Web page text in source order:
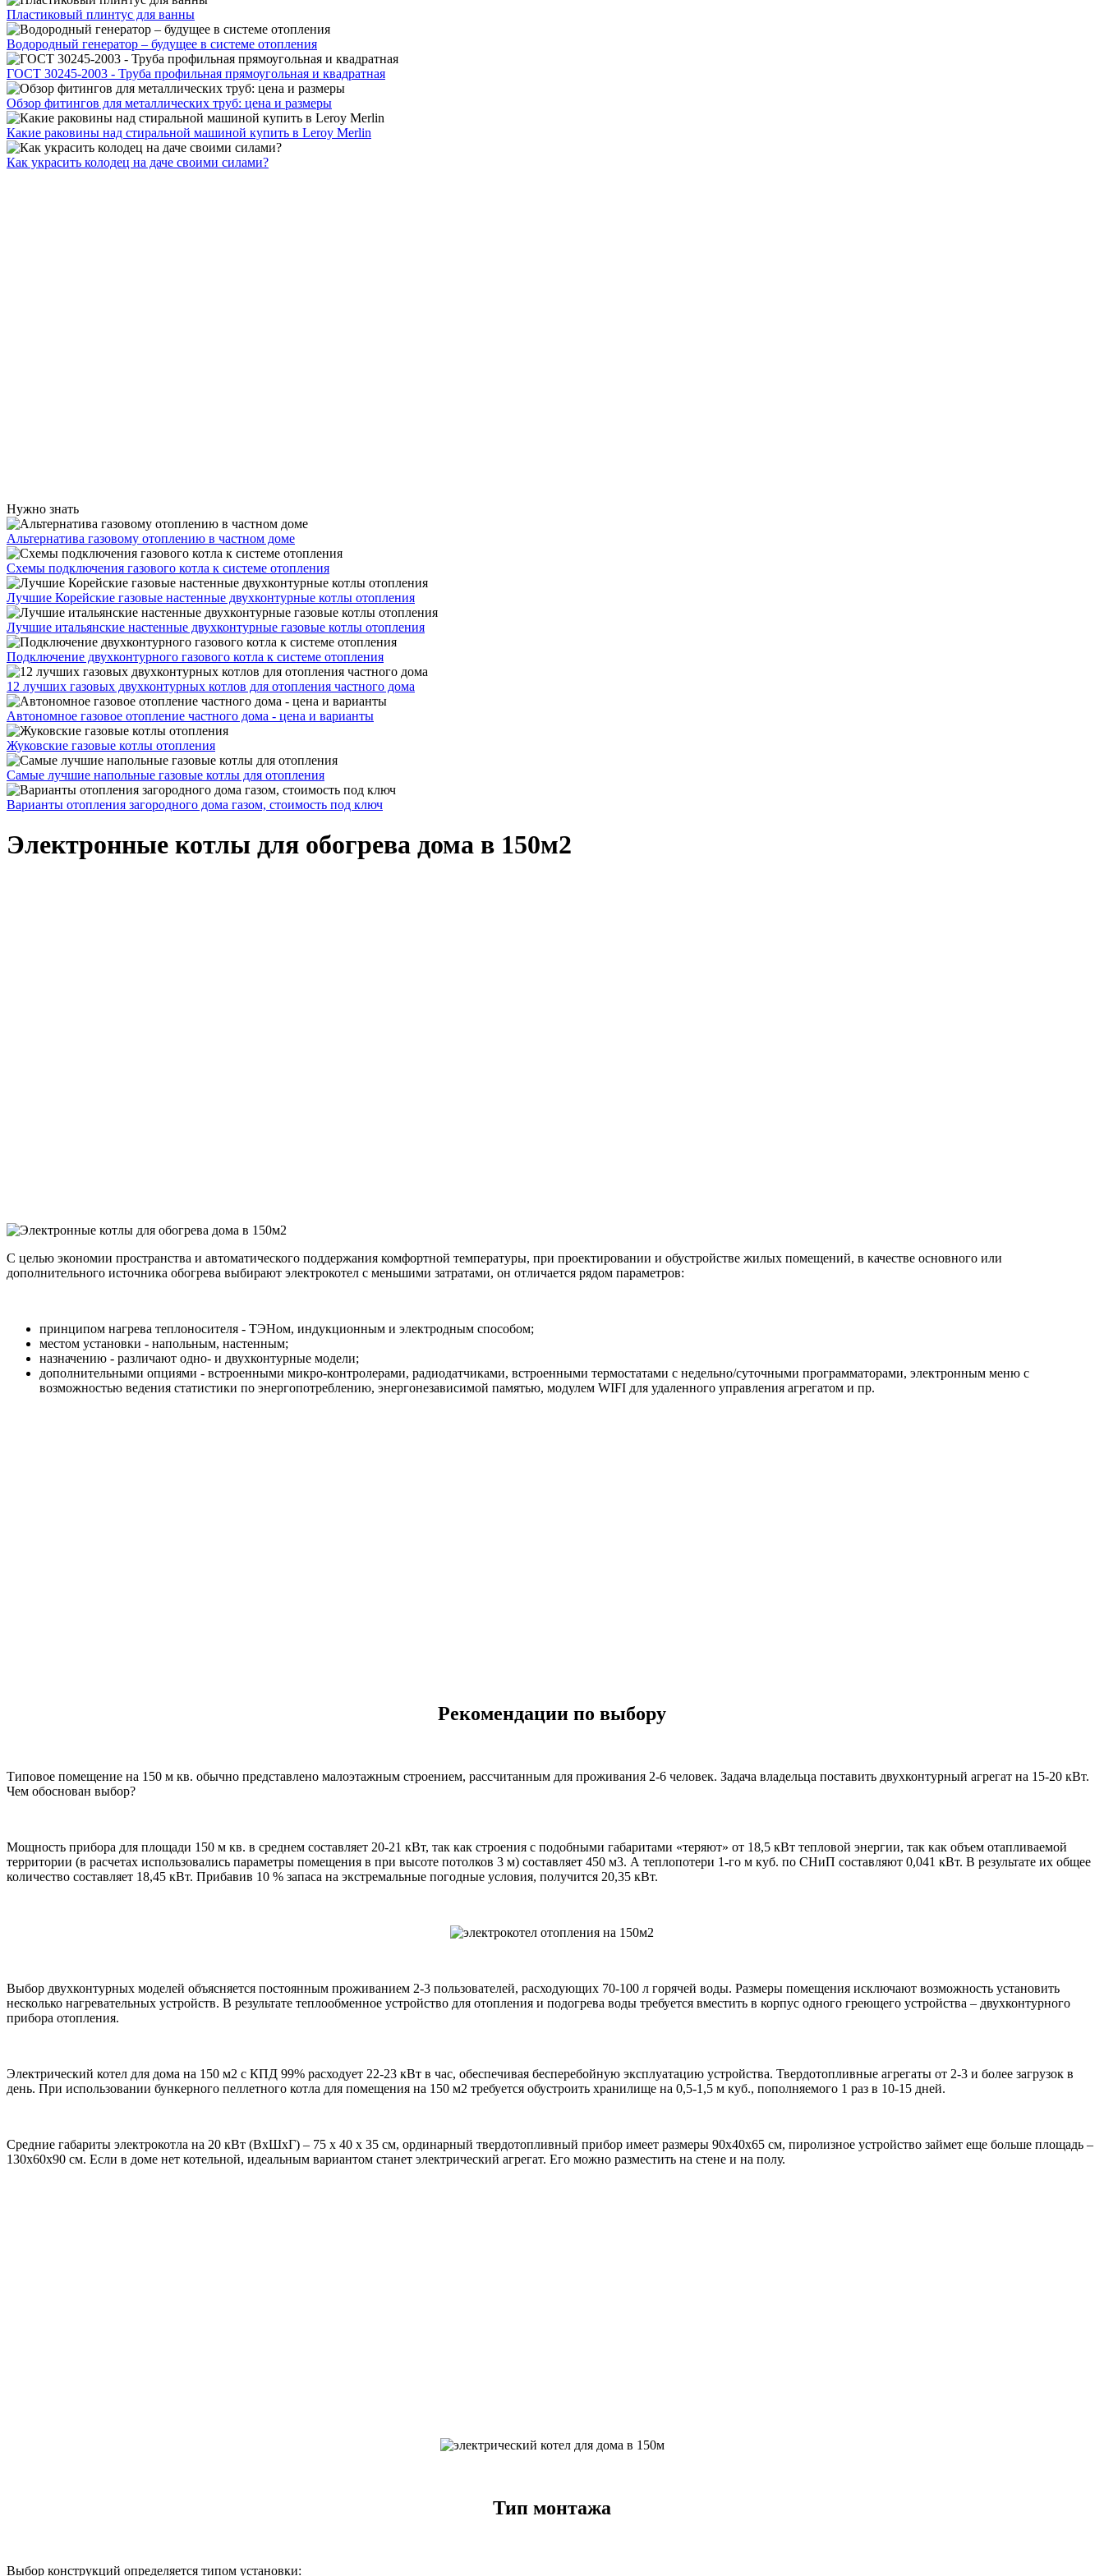
Пластиковый плинтус для ванны
Водородный генератор – будущее в системе отопления
ГОСТ 30245-2003 - Труба профильная прямоугольная и квадратная
Обзор фитингов для металлических труб: цена и размеры
Какие раковины над стиральной машиной купить в Leroy Merlin
Как украсить колодец на даче своими силами?
Нужно знать
Альтернатива газовому отоплению в частном доме
Схемы подключения газового котла к системе отопления
Лучшие Корейские газовые настенные двухконтурные котлы отопления
Лучшие итальянские настенные двухконтурные газовые котлы отопления
Подключение двухконтурного газового котла к системе отопления
12 лучших газовых двухконтурных котлов для отопления частного дома
Автономное газовое отопление частного дома - цена и варианты
Жуковские газовые котлы отопления
Самые лучшие напольные газовые котлы для отопления
Варианты отопления загородного дома газом, стоимость под ключ
Электронные котлы для обогрева дома в 150м2
С целью экономии пространства и автоматического поддержания комфортной температуры, при проектировании и обустройстве жилых помещений, в качестве основного или
дополнительного источника обогрева выбирают электрокотел с меньшими затратами, он отличается рядом параметров:
принципом нагрева теплоносителя - ТЭНом, индукционным и электродным способом;
местом установки - напольным, настенным;
назначению - различают одно- и двухконтурные модели;
дополнительными опциями - встроенными микро-контролерами, радиодатчиками, встроенными термостатами с недельно/суточными программаторами, электронным меню с
возможностью ведения статистики по энергопотреблению, энергонезависимой памятью, модулем WIFI для удаленного управления агрегатом и пр.
Рекомендации по выбору
Типовое помещение на 150 м кв. обычно представлено малоэтажным строением, рассчитанным для проживания 2-6 человек. Задача владельца поставить двухконтурный агрегат на 15-20 кВт.
Чем обоснован выбор?
Мощность прибора для площади 150 м кв. в среднем составляет 20-21 кВт, так как строения с подобными габаритами «теряют» от 18,5 кВт тепловой энергии, так как объем отапливаемой
территории (в расчетах использовались параметры помещения в при высоте потолков 3 м) составляет 450 м3. А теплопотери 1-го м куб. по СНиП составляют 0,041 кВт. В результате их общее
количество составляет 18,45 кВт. Прибавив 10 % запаса на экстремальные погодные условия, получится 20,35 кВт.
Выбор двухконтурных моделей объясняется постоянным проживанием 2-3 пользователей, расходующих 70-100 л горячей воды. Размеры помещения исключают возможность установить
несколько нагревательных устройств. В результате теплообменное устройство для отопления и подогрева воды требуется вместить в корпус одного греющего устройства – двухконтурного
прибора отопления.
Электрический котел для дома на 150 м2 с КПД 99% расходует 22-23 кВт в час, обеспечивая бесперебойную эксплуатацию устройства. Твердотопливные агрегаты от 2-3 и более загрузок в
день. При использовании бункерного пеллетного котла для помещения на 150 м2 требуется обустроить хранилище на 0,5-1,5 м куб., пополняемого 1 раз в 10-15 дней.
Средние габариты электрокотла на 20 кВт (ВхШхГ) – 75 х 40 х 35 см, ординарный твердотопливный прибор имеет размеры 90х40х65 см, пиролизное устройство займет еще больше площадь –
130х60х90 см. Если в доме нет котельной, идеальным вариантом станет электрический агрегат. Его можно разместить на стене и на полу.
Тип монтажа
Выбор конструкций определяется типом установки: